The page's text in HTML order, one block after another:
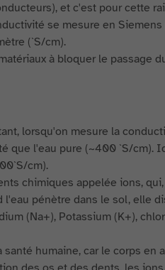
et c'est pour cette
se mesure en Siemens
(`S/cm).
à bloquer le passage
lorsqu'on mesure la
que l'eau pure (~400 `S/cm).
cm).
chimiques appelée ions,
pénètre dans le sol, elle
(Na+), Potassium (K+),
humaine, car le corps en